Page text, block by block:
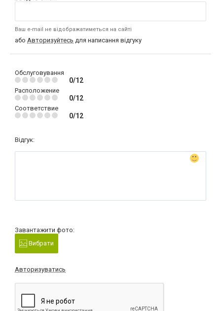
Ваш e-mail не відображатиметься на сайті
або Авторизуйтесь для написання відгуку
Обслуговування
0/12
Расположение
0/12
Соответствие
0/12
Відгук:
Завантажити фото:
Вибрати
Авторизуватись